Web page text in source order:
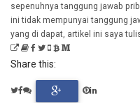
sepenuhnya tanggung jawab
ini tidak mempunyai tanggung
yang di dapat, artikel ini saya
Share this: